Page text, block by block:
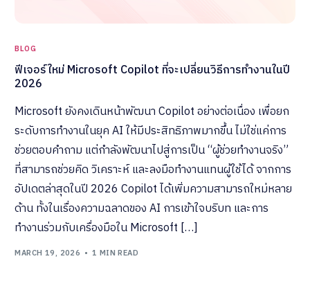
BLOG
ฟีเจอร์ใหม่ Microsoft Copilot ที่จะเปลี่ยนวิธีการทำงานในปี
2026
Microsoft ยังคงเดินหน้าพัฒนา Copilot อย่างต่อเนื่อง เพื่อยก
ระดับการทำงานในยุค AI ให้มีประสิทธิภาพมากขึ้น ไม่ใช่แค่การ
ช่วยตอบคำถาม แต่กำลังพัฒนาไปสู่การเป็น “ผู้ช่วยทำงานจริง”
ที่สามารถช่วยคิด วิเคราะห์ และลงมือทำงานแทนผู้ใช้ได้ จากการ
อัปเดตล่าสุดในปี 2026 Copilot ได้เพิ่มความสามารถใหม่หลาย
ด้าน ทั้งในเรื่องความฉลาดของ AI การเข้าใจบริบท และการ
ทำงานร่วมกับเครื่องมือใน Microsoft […]
MARCH 19, 2026 1 MIN READ